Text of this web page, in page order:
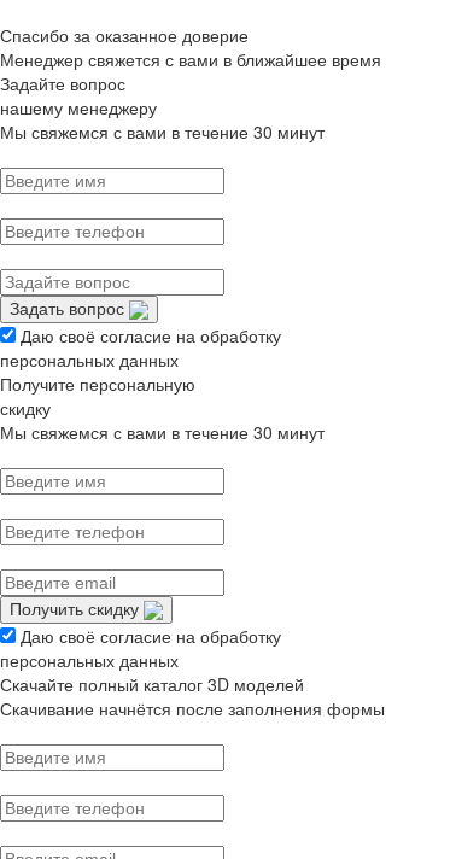
Спасибо за оказанное доверие
Менеджер свяжется с вами в ближайшее время
Задайте вопрос
нашему менеджеру
Мы свяжемся с вами в течение 30 минут
Задать вопрос
Даю своё согласие на обработку
персональных данных
Получите персональную
скидку
Мы свяжемся с вами в течение 30 минут
Получить скидку
Даю своё согласие на обработку
персональных данных
Скачайте полный каталог 3D моделей
Скачивание начнётся после заполнения формы